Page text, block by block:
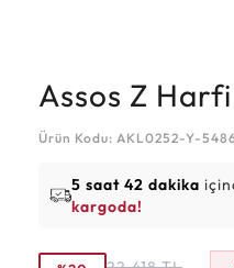
Assos Z Harfi
Ürün Kodu: AKL0252-Y-
5 saat 42 dakika
kargoda!